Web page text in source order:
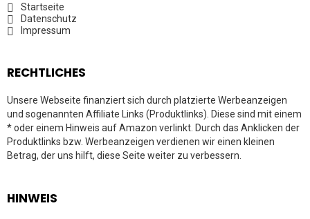
Startseite
Datenschutz
Impressum
RECHTLICHES
Unsere Webseite finanziert sich durch platzierte Werbeanzeigen
und sogenannten Affiliate Links (Produktlinks). Diese sind mit einem
* oder einem Hinweis auf Amazon verlinkt. Durch das Anklicken der
Produktlinks bzw. Werbeanzeigen verdienen wir einen kleinen
Betrag, der uns hilft, diese Seite weiter zu verbessern.
HINWEIS